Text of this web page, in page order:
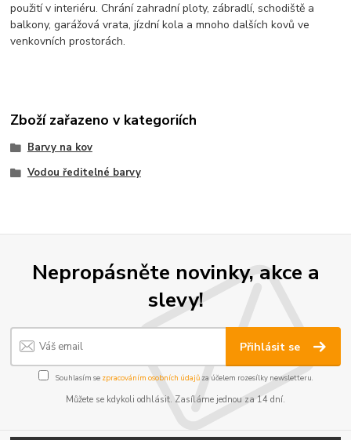
použití v interiéru. Chrání zahradní ploty, zábradlí, schodiště a
balkony, garážová vrata, jízdní kola a mnoho dalších kovů ve
venkovních prostorách.
Zboží zařazeno v kategoriích
Barvy na kov
Vodou ředitelné barvy
Nepropásněte novinky, akce a
slevy!
Přihlásit se
Souhlasím se zpracováním osobních údajůza účelem rozesílky newsletteru.
Můžete se kdykoli odhlásit. Zasíláme jednou za 14 dní.